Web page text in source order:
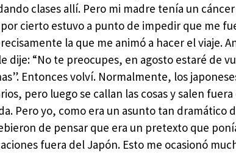
clases allí. Pero mi madre tenía un cáncer
cierto estuvo a punto de impedir que me
la que me animó a hacer el viaje.
dije: “No te preocupes, en agosto estaré de
Entonces volví. Normalmente, los
pero luego se callan las cosas y salen
Pero yo, como era un asunto tan dramático
de pensar que era un pretexto que
fuera del Japón. Esto me ocasionó